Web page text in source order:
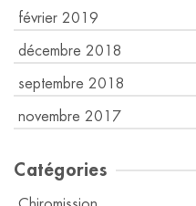
février 2019
décembre 2018
septembre 2018
novembre 2017
Catégories